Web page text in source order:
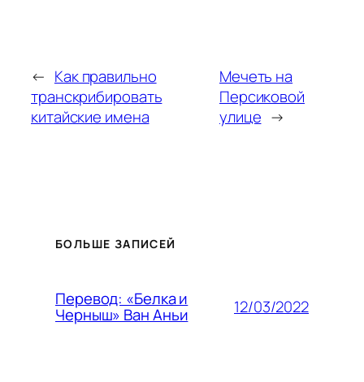
← Как правильно
транскрибировать
китайские имена
Мечеть на
Персиковой
улице →
БОЛЬШЕ ЗАПИСЕЙ
Перевод: «Белка и
Черныш» Ван Аньи 12/03/2022